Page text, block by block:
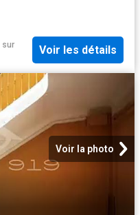
sur
Voir les détails
Voir la photo